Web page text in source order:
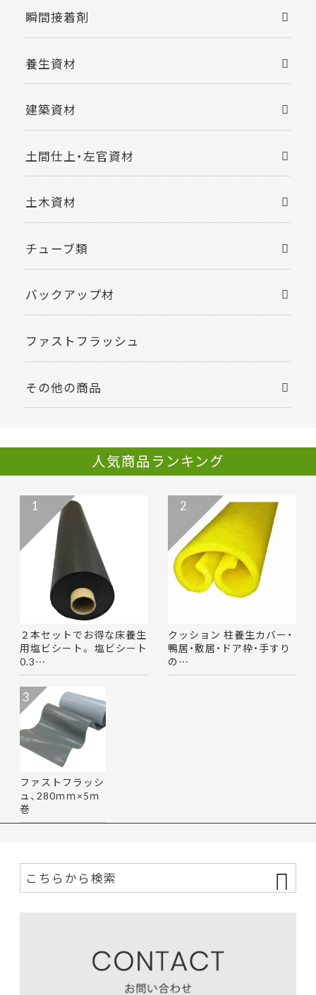
瞬間接着剤
養生資材
建築資材
土間仕上・左官資材
土木資材
チューブ類
バックアップ材
ファストフラッシュ
その他の商品
人気商品ランキング
２本セットでお得な床養生
用塩ビシート。 塩ビシート
0.3…
1
クッション 柱養生カバー・
鴨居・敷居・ドア枠・手すり
の…
2
ファストフラッシ
ュ、280ｍｍ×5ｍ
巻
3